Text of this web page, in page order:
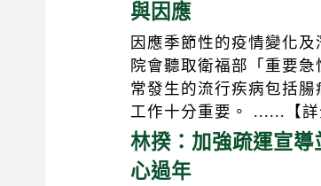
與因應
因應季節性的疫情變化
院會聽取衛福部「重要
常發生的流行疾病包括
工作十分重要。 ......【詳
林揆：加強疏運宣
心過年